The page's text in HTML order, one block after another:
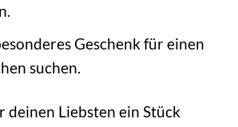
Geschenk für einen
suchen.
deinen Liebsten ein Stück